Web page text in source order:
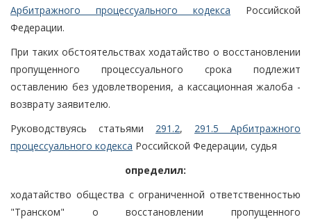
Арбитражного процессуального кодекса Российской
Федерации.
При таких обстоятельствах ходатайство о восстановлении
пропущенного процессуального срока подлежит
оставлению без удовлетворения, а кассационная жалоба -
возврату заявителю.
Руководствуясь статьями 291.2, 291.5 Арбитражного
процессуального кодекса Российской Федерации, судья
определил:
ходатайство общества с ограниченной ответственностью
"Транском" о восстановлении пропущенного